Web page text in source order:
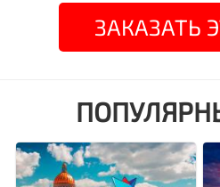
ЗАКАЗАТЬ